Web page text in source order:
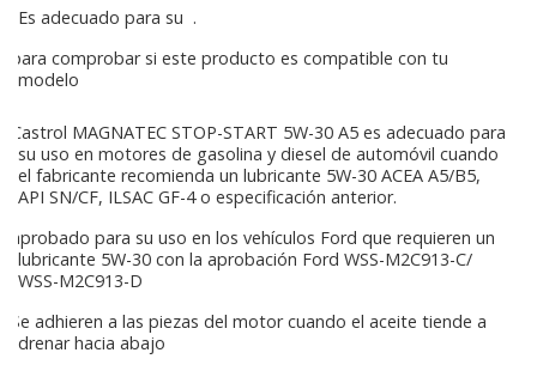
Es adecuado para su .
para comprobar si este producto es compatible con tu
modelo
Castrol MAGNATEC STOP-START 5W-30 A5 es adecuado para
su uso en motores de gasolina y diesel de automóvil cuando
el fabricante recomienda un lubricante 5W-30 ACEA A5/B5,
API SN/CF, ILSAC GF-4 o especificación anterior.
aprobado para su uso en los vehículos Ford que requieren un
lubricante 5W-30 con la aprobación Ford WSS-M2C913-C/
WSS-M2C913-D
Se adhieren a las piezas del motor cuando el aceite tiende a
drenar hacia abajo